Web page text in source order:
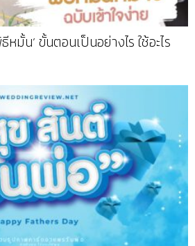
มั้น’ ขั้นตอนเป็นอย่างไร ใช้อะไร